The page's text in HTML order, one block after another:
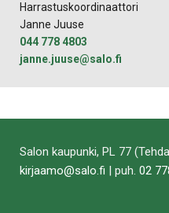
Harrastuskoordinaattori
Janne Juuse
044 778 4803
janne.juuse@salo.fi
Salon kaupunki, PL 77
kirjaamo@salo.fi | puh. 02